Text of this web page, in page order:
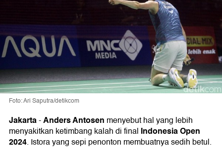
Foto: Ari Saputra/detikcom
Jakarta-Anders Antosen menyebut hal yang lebih
menyakitkan ketimbang kalah di final Indonesia Open
2024. Istora yang sepi penonton membuatnya sedih betul.